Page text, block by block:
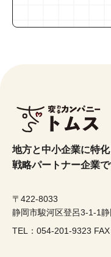
地方と中小企業に特
戦略パートナー企業
〒422-8033
静岡市駿河区登呂3-1-1
TEL：054-201-9323